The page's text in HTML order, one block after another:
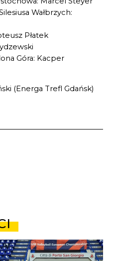
Wałbrzych:
Płatek
Góra: Kacper
(Energa Trefl Gdańsk)